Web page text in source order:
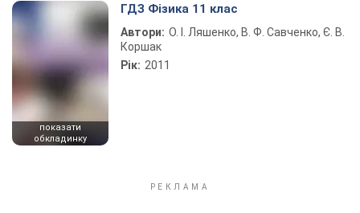
Play Video
показати
обкладинку
ГДЗ Фізика 11 клас
Автори: О. І. Ляшенко, В. Ф. Савченко, Є. В.
Коршак
Рік: 2011